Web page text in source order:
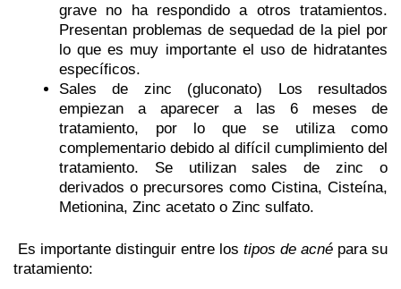
grave no ha respondido a otros tratamientos.
Presentan problemas de sequedad de la piel por
lo que es muy importante el uso de hidratantes
específicos.
Sales de zinc (gluconato) Los resultados
empiezan a aparecer a las 6 meses de
tratamiento, por lo que se utiliza como
complementario debido al difícil cumplimiento del
tratamiento. Se utilizan sales de zinc o
derivados o precursores como Cistina, Cisteína,
Metionina, Zinc acetato o Zinc sulfato.
Es importante distinguir entre los tipos de acné para su
tratamiento: